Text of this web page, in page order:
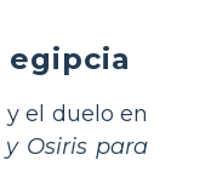
el duelo en
Osiris para